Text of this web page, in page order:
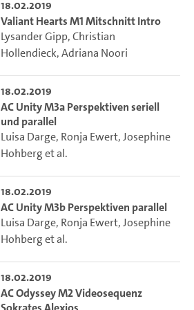
18.02.2019
Valiant Hearts M1 Mitschnitt Intro
Lysander Gipp,Christian
Hollendieck,Adriana Noori
18.02.2019
AC Unity M3a Perspektiven seriell
und parallel
Luisa Darge, Ronja Ewert,Josephine
Hohberget al.
18.02.2019
AC Unity M3b Perspektiven parallel
Luisa Darge, Ronja Ewert,Josephine
Hohberget al.
18.02.2019
AC Odyssey M2 Videosequenz